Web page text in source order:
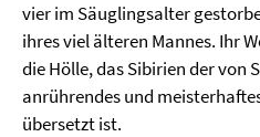
vier im Säuglingsalter
ihres viel älteren Mannes. Ihr
die Hölle, das Sibirien der von
anrührendes und
übersetzt ist.